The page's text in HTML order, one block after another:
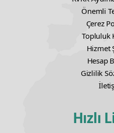
Önemli
Çerez
Topluluk
Hizmet
Hesap
Gizlilik
Hızlı